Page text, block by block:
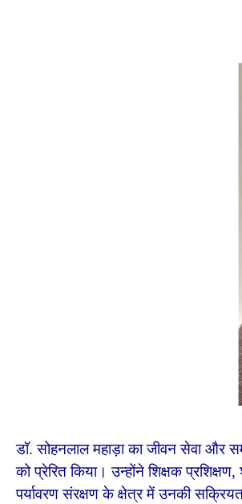
डॉ. सोहनलाल महाड़ा का जीवन सेवा और
को प्रेरित किया। उन्होंने शिक्षक
पर्यावरण संरक्षण के क्षेत्र में उनकी